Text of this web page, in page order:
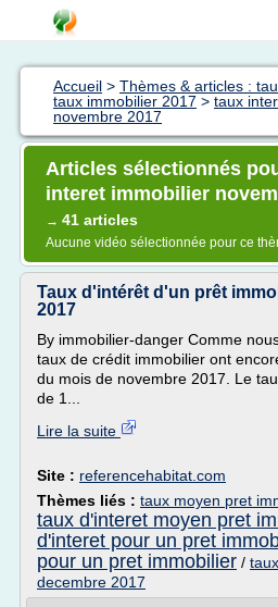
Accueil > Thèmes & articles :
taux immobilier 2017 > taux
novembre 2017
Articles sélectionnés
interet immobilier
→ 41 articles
Aucune vidéo sélectionnée pour ce
Taux d'intérêt d'un prêt
2017
By immobilier-danger Comme
taux de crédit immobilier ont
du mois de novembre 2017. Le
de 1...
Lire la suite
Site : referencehabitat.com
Thèmes liés : taux moyen pret
taux d'interet moyen pret
d'interet pour un pret
pour un pret immobilier /
decembre 2017